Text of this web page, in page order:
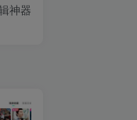
神器